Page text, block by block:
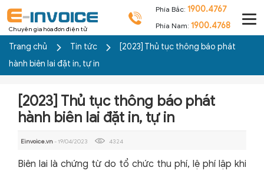
Chuyên gia hóa đơn điện tử
Phía Bắc: 1900.4767
Phía Nam: 1900.4768
Trang chủ Tin tức
[2023] Thủ tục thông báo phát
hành biên lai đặt in, tự in
[2023] Thủ tục thông báo phát
hành biên lai đặt in, tự in
Einvoice.vn- 19/04/2023 4324
Biên lai là chứng từ do tổ chức thu phí, lệ phí lập khi